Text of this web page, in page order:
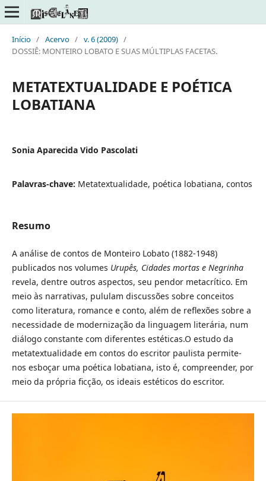
Início / Acervo / v. 6 (2009) /
DOSSIÊ: MONTEIRO LOBATO E SUAS MÚLTIPLAS FACETAS.
METATEXTUALIDADE E POÉTICA
LOBATIANA
Sonia Aparecida Vido Pascolati
Palavras-chave: Metatextualidade, poética lobatiana, contos
Resumo
A análise de contos de Monteiro Lobato (1882-1948)
publicados nos volumes Urupês, Cidades mortas e Negrinha
revela, dentre outros aspectos, seu pendor metacrítico. Em
meio às narrativas, pululam discussões sobre conceitos
como literatura, romance e conto, além de reflexões sobre a
necessidade de modernização da linguagem literária, num
diálogo constante com diferentes estéticas.O estudo da
metatextualidade em contos do escritor paulista permite-
nos esboçar uma poética lobatiana, isto é, compreender, por
meio da própria ficção, os ideais estéticos do escritor.